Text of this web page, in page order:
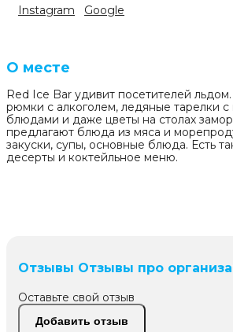
Instagram Google
О месте
Red Ice Bar удивит посетителей
рюмки с алкоголем, ледяные тарелки
блюдами и даже цветы на столах
предлагают блюда из мяса и
закуски, супы, основные блюда. Есть
десерты и коктейльное меню.
Отзывы Отзывы про
Оставьте свой отзыв
Добавить отзыв